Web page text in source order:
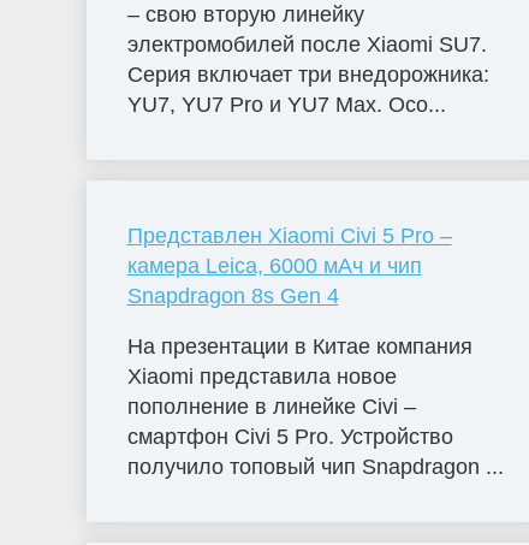
– свою вторую линейку
электромобилей после Xiaomi SU7.
Серия включает три внедорожника:
YU7, YU7 Pro и YU7 Max. Осо...
Представлен Xiaomi Civi 5 Pro –
камера Leica, 6000 мАч и чип
Snapdragon 8s Gen 4
На презентации в Китае компания
Xiaomi представила новое
пополнение в линейке Civi –
смартфон Civi 5 Pro. Устройство
получило топовый чип Snapdragon ...